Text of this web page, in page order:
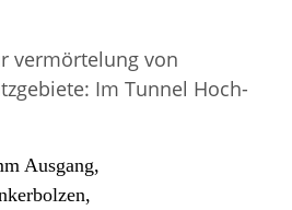
vermörtelung von
Im Tunnel Hoch-
Ausgang,